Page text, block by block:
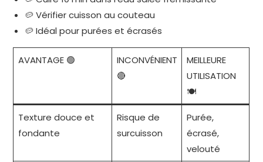
🥔 Vérifier cuisson au couteau
🥔 Idéal pour purées et écrasés
AVANTAGE 🟢
INCONVÉNIENT
🔴
MEILLEURE
UTILISATION
🍽️
Texture douce et
fondante
Risque de
surcuisson
Purée,
écrasé,
velouté